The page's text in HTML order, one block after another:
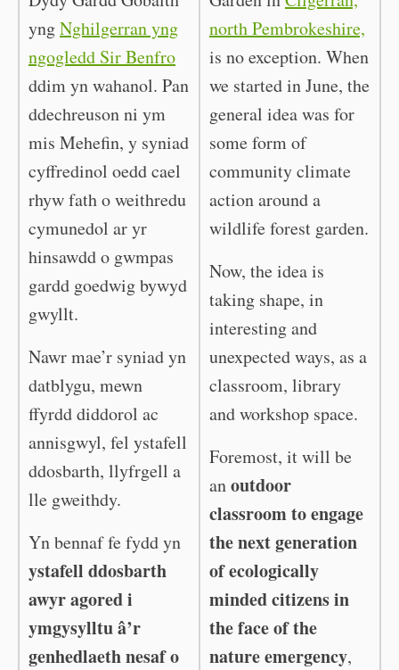
yngNghilgerran yng
ngogledd Sir Benfro
ddim yn wahanol. Pan
ddechreuson ni ym
mis Mehefin, y syniad
cyffredinol oedd cael
rhyw fath o weithredu
cymunedol ar yr
hinsawdd o gwmpas
gardd goedwig bywyd
gwyllt.
Nawr mae’r syniad yn
datblygu, mewn
ffyrdd diddorol ac
annisgwyl, fel ystafell
ddosbarth, llyfrgell a
lle gweithdy.
Yn bennaf fe fydd yn
ystafell ddosbarth
awyr agored i
ymgysylltu â’r
genhedlaeth nesaf o
north Pembrokeshire,
is no exception. When
we started in June, the
general idea was for
some form of
community climate
action around a
wildlife forest garden.
Now, the idea is
taking shape, in
interesting and
unexpected ways, as a
classroom, library
and workshop space.
Foremost, it will be
anoutdoor
classroom to engage
the next generation
of ecologically
minded citizens in
the face of the
nature emergency,